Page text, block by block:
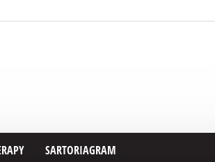
SARTORIAGRAM